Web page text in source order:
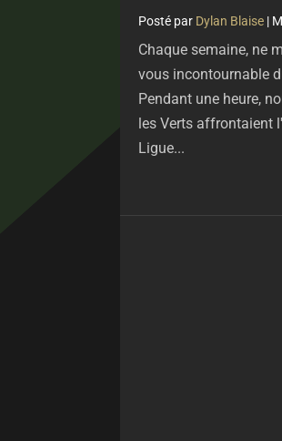
par Dylan Blaise |
Chaque semaine, ne
vous incontournable
Pendant une heure,
les Verts affrontaient
Ligue...